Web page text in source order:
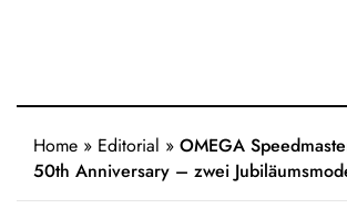
Home » Editorial » OMEGA
50th Anniversary – zwei